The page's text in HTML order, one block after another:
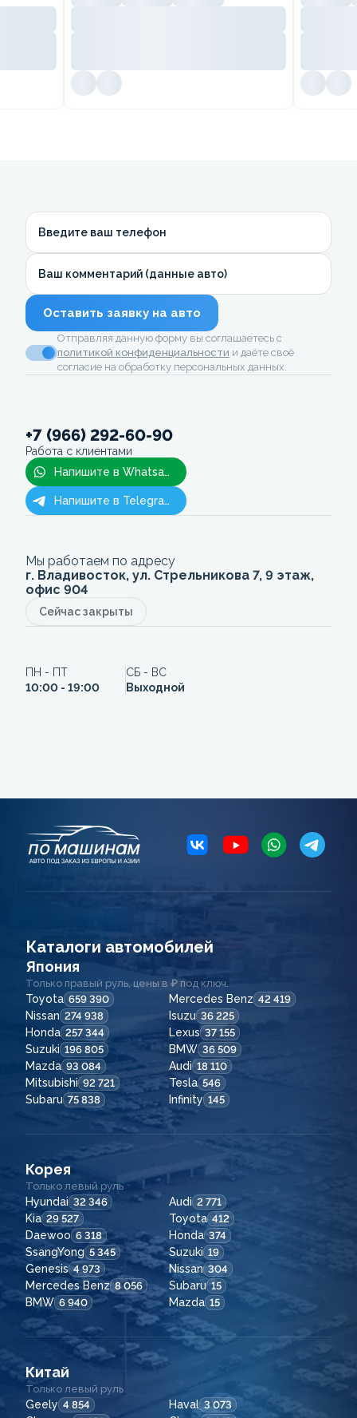
Введите ваш телефон
Ваш комментарий (данные авто)
Оставить заявку на авто
Отправляя данную форму вы соглашаетесь с
политикой конфиденциальности и даёте своё
согласие на обработку персональных данных.
+7 (966) 292-60-90
Работа с клиентами
Напишите в Whatsapp
Напишите в Telegram
Мы работаем по адресу
г. Владивосток, ул. Стрельникова 7, 9 этаж,
офис 904
Сейчас закрыты
ПН - ПТ
10:00 - 19:00
СБ - ВС
Выходной
Каталоги автомобилей
Япония
Только правый руль, цены в ₽ под ключ.
Toyota 659 390 Mercedes Benz 42 419
Nissan 274 938 Isuzu 36 225
Honda 257 344 Lexus 37 155
Suzuki 196 805 BMW 36 509
Mazda 93 084 Audi 18 110
Mitsubishi 92 721 Tesla 546
Subaru 75 838 Infinity 145
Корея
Только левый руль
Hyundai 32 346 Audi 2 771
Kia 29 527 Toyota 412
Daewoo 6 318 Honda 374
SsangYong 5 345 Suzuki 19
Genesis 4 973 Nissan 304
Mercedes Benz 8 056 Subaru 15
BMW 6 940 Mazda 15
Китай
Только левый руль
Geely 4 854 Haval 3 073